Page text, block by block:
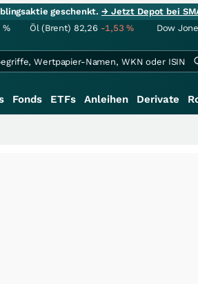
geschenkt.→ Jetzt Depot bei
% Öl (Brent) 82,26 -1,53% Dow
Fonds ETFs Anleihen Derivate